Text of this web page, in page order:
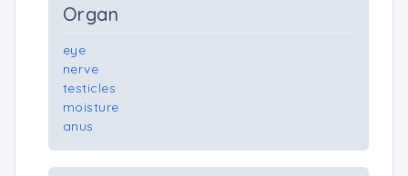
Organ
eye
nerve
testicles
moisture
anus